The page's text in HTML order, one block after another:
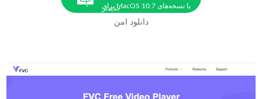
برای MacOS 10.7 یا نسخه‌های
جدیدتر
دانلود امن